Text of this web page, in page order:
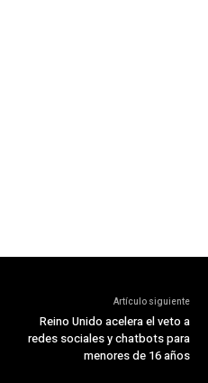
Artículo siguiente
Reino Unido acelera el veto a
redes sociales y chatbots para
menores de 16 años